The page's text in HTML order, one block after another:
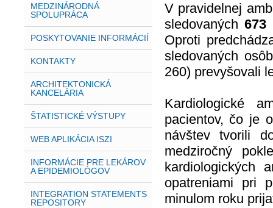
MEDZINÁRODNÁ
SPOLUPRÁCA
POSKYTOVANIE INFORMÁCIÍ
KONTAKTY
ARCHITEKTONICKÁ
KANCELÁRIA
ŠTATISTICKÉ VÝSTUPY
WEB APLIKÁCIA ISZI
INFORMÁCIE PRE LEKÁROV
A EPIDEMIOLÓGOV
INTEGRATION STATEMENTS
REPOSITORY
V pravidelnej
sledovaných 673
Oproti
sledovaných
260) prevyšovali
Kardiologické
pacientov, čo je
návštev tvorili
medziročný
kardiologických
opatreniami pri
minulom roku